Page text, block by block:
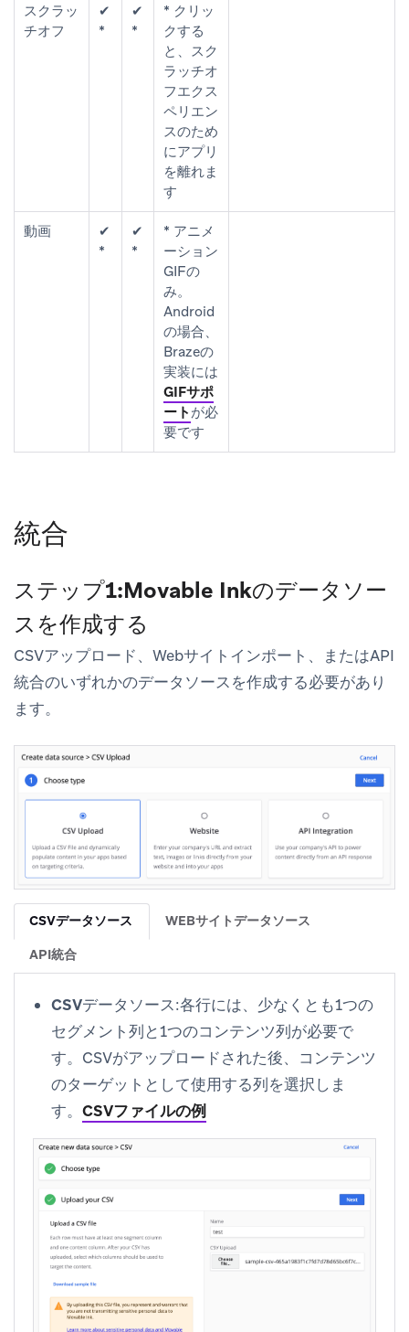
スクラッ
チオフ
✔
*
✔
*
* クリッ
クする
と、スク
ラッチオ
フエクス
ペリエン
スのため
にアプリ
を離れま
す
動画
✔
*
✔
*
* アニメ
ーション
GIFの
み。
Android
の場合、
Brazeの
実装には
GIFサポ
ート が必
要です
統合
ステップ1:Movable Inkのデータソー
スを作成する
CSVアップロード、Webサイトインポート、またはAPI
統合のいずれかのデータソースを作成する必要があり
ます。
CSVデータソース WEBサイトデータソース
API統合
CSVデータソース:各行には、少なくとも1つの
セグメント列と1つのコンテンツ列が必要で
す。CSVがアップロードされた後、コンテンツ
のターゲットとして使用する列を選択しま
す。 CSVファイルの例